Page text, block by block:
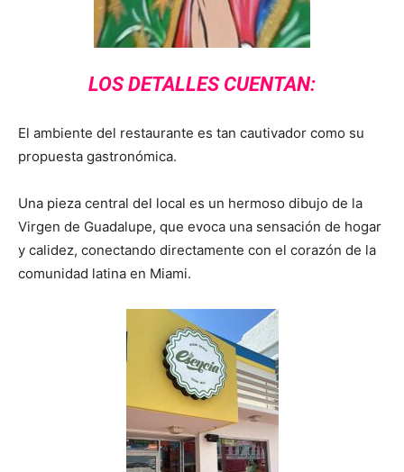
LOS DETALLES CUENTAN:
El ambiente del restaurante es tan cautivador como su
propuesta gastronómica.
Una pieza central del local es un hermoso dibujo de la
Virgen de Guadalupe, que evoca una sensación de hogar
y calidez, conectando directamente con el corazón de la
comunidad latina en Miami.